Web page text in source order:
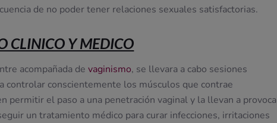
de no poder tener relaciones sexuales satisfactorias.
CLINICO Y MEDICO
acompañada devaginismo, se llevara a cabo sesiones
controlar conscientemente los músculos que contrae
permitir el paso a una penetración vaginal y la llevan a
un tratamiento médico para curar infecciones, irritaciones